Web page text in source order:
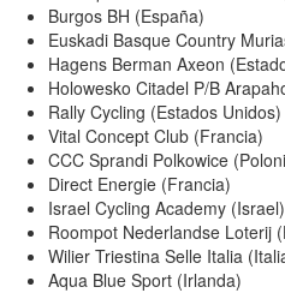
Burgos BH (España)
Euskadi Basque Country
Hagens Berman Axeon
Holowesko Citadel P/B
Rally Cycling (Estados Unidos)
Vital Concept Club (Francia)
CCC Sprandi Polkowice
Direct Energie (Francia)
Israel Cycling Academy (Israel)
Roompot Nederlandse Loterij
Wilier Triestina Selle Italia
Aqua Blue Sport (Irlanda)